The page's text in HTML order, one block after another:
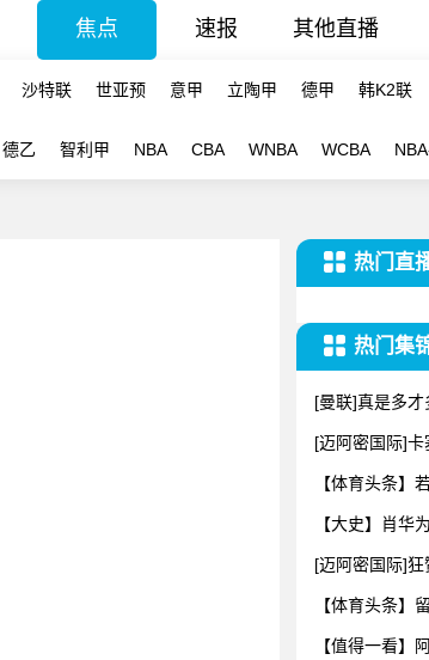
焦点 速报 其他直播
沙特联 世亚预 意甲 立陶甲 德甲 韩K2联
德乙 智利甲 NBA CBA WNBA WCBA
热门直
热门集
[曼联]真是多才
[迈阿密国际]卡
【体育头条】
【大史】肖华
[迈阿密国际]狂
【体育头条】
【值得一看】